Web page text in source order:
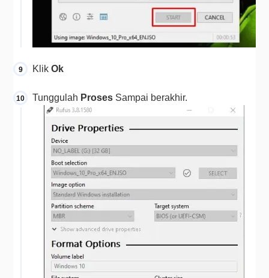
Klik Ok
Tunggulah Proses Sampai berakhir.